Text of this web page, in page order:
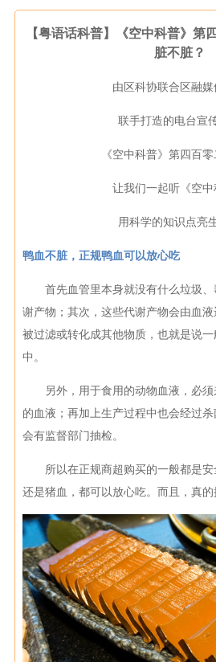
【粤语话科普】《空中科普》第
脏不脏？
由区科协联合区融
联手打造的电台宣
《空中科普》第四百
让我们一起听《空中
用科学的知识点亮
鸭血不脏，正规鸭血可以放心吃
首先血管里本身就没有什么垃圾
谢产物；其次，这些代谢产物会由血
被过滤或转化成其他物质，也就是说
中。
另外，用于食用的动物血液，必
的血液；再加上生产过程中也会经过
会有监督部门抽检。
所以在正规商超购买的一般都是
还是猪血，都可以放心吃。而且，真的